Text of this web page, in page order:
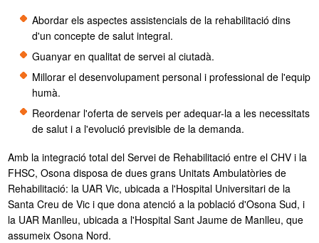
Abordar els aspectes assistencials de la rehabilitació dins
d'un concepte de salut integral.
Guanyar en qualitat de servei al ciutadà.
Millorar el desenvolupament personal i professional de l'equip
humà.
Reordenar l'oferta de serveis per adequar-la a les necessitats
de salut i a l'evolució previsible de la demanda.
Amb la integració total del Servei de Rehabilitació entre el CHV i la
FHSC, Osona disposa de dues grans Unitats Ambulatòries de
Rehabilitació: la UAR Vic, ubicada a l'Hospital Universitari de la
Santa Creu de Vic i que dona atenció a la població d'Osona Sud, i
la UAR Manlleu, ubicada a l'Hospital Sant Jaume de Manlleu, que
assumeix Osona Nord.